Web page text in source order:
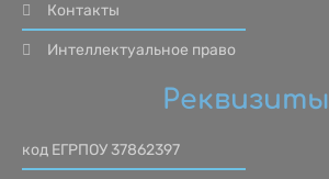
Контакты
Интеллектуальное право
Реквизиты
код ЕГРПОУ 37862397